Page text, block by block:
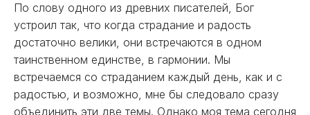
По слову одного из древних писателей, Бог
устроил так, что когда страдание и радость
достаточно велики, они встречаются в одном
таинственном единстве, в гармонии. Мы
встречаемся со страданием каждый день, как и с
радостью, и возможно, мне бы следовало сразу
объединить эти две темы. Однако моя тема сегодня